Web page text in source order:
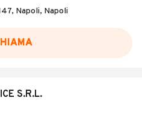
Napoli, Napoli
S.R.L.